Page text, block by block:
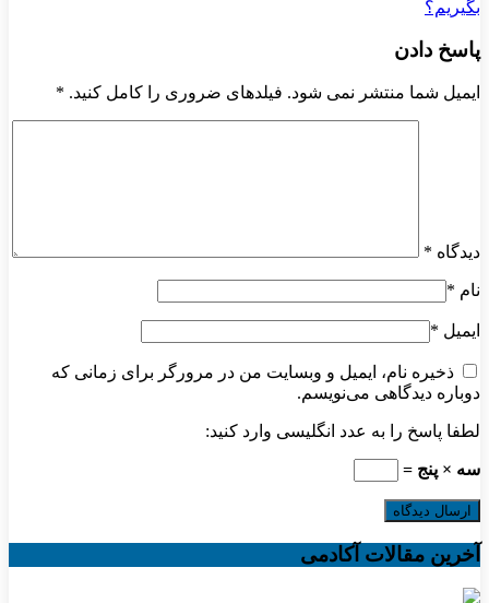
بگیریم؟
پاسخ دادن
ایمیل شما منتشر نمی شود. فیلدهای ضروری را کامل کنید. *
دیدگاه *
نام *
ایمیل *
ذخیره نام، ایمیل و وبسایت من در مرورگر برای زمانی که
دوباره دیدگاهی می‌نویسم.
لطفا پاسخ را به عدد انگلیسی وارد کنید:
سه × پنج =
آخرین مقالات آکادمی